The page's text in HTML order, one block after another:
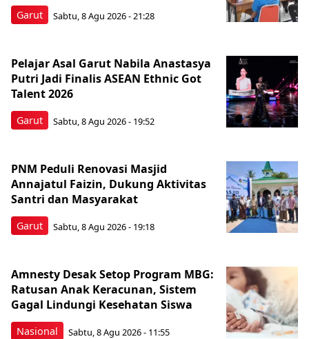
Garut Sabtu, 8 Agu 2026 - 21:28
Garut
Pelajar Asal Garut Nabila Anastasya
Putri Jadi Finalis ASEAN Ethnic Got
Talent 2026
Sabtu, 8 Agu 2026 - 19:52
Garut
PNM Peduli Renovasi Masjid
Annajatul Faizin, Dukung Aktivitas
Santri dan Masyarakat
Sabtu, 8 Agu 2026 - 19:18
Nasional
Amnesty Desak Setop Program MBG:
Ratusan Anak Keracunan, Sistem
Gagal Lindungi Kesehatan Siswa
Sabtu, 8 Agu 2026 - 11:55